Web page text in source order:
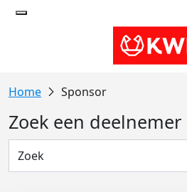
Sponsor
Zoek een deelnemer